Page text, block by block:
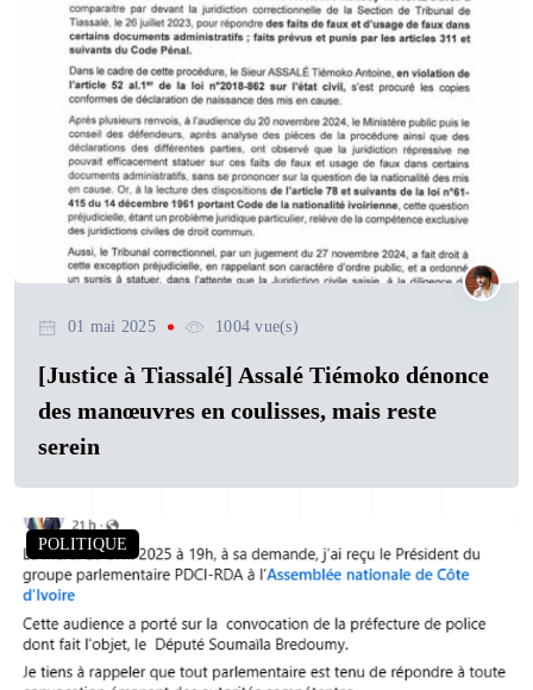
01 mai 2025 1004 vue(s)
[Justice à Tiassalé] Assalé Tiémoko dénonce
des manœuvres en coulisses, mais reste
serein
POLITIQUE